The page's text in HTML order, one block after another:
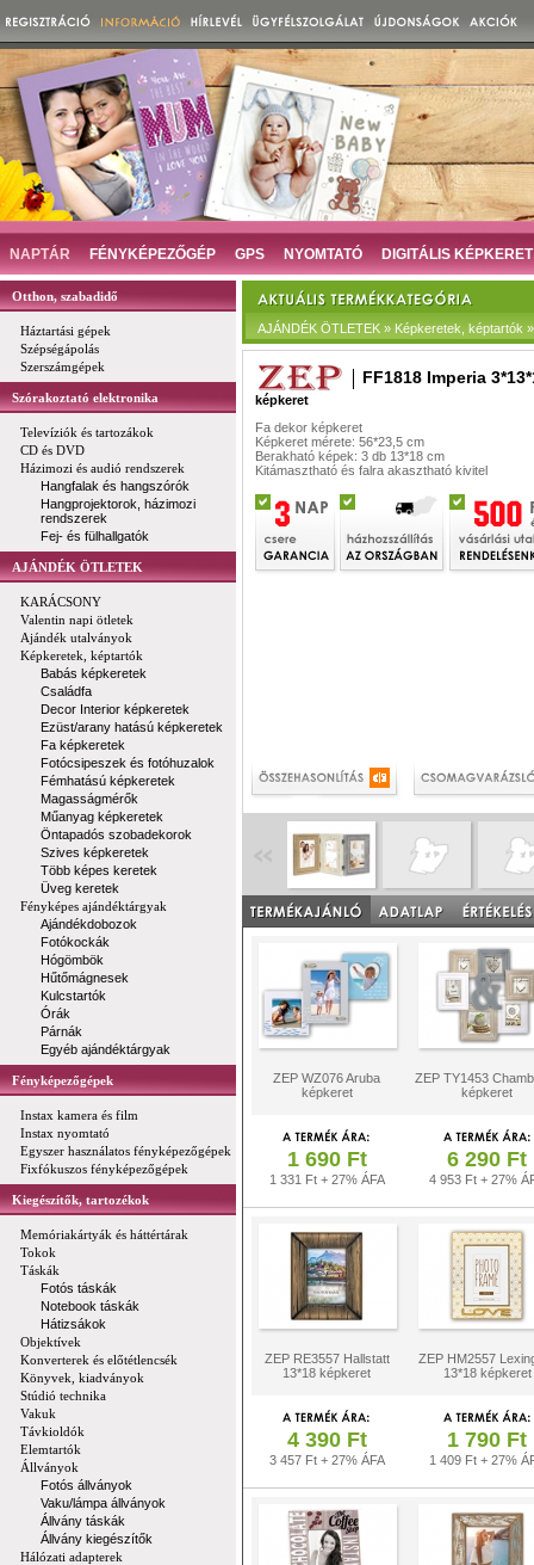
NAPTÁR FÉNYKÉPEZŐGÉP GPS NYOMTATÓ DIGITÁLIS KÉPKERET
Otthon, szabadidő
Háztartási gépek
Szépségápolás
Szerszámgépek
Szórakoztató elektronika
Televíziók és tartozákok
CD és DVD
Házimozi és audió rendszerek
Hangfalak és hangszórók
Hangprojektorok, házimozi
rendszerek
Fej- és fülhallgatók
AJÁNDÉK ÖTLETEK
KARÁCSONY
Valentin napi ötletek
Ajándék utalványok
Képkeretek, képtartók
Babás képkeretek
Családfa
Decor Interior képkeretek
Ezüst/arany hatású képkeretek
Fa képkeretek
Fotócsipeszek és fotóhuzalok
Fémhatású képkeretek
Magasságmérők
Műanyag képkeretek
Öntapadós szobadekorok
Szives képkeretek
Több képes keretek
Üveg keretek
Fényképes ajándéktárgyak
Ajándékdobozok
Fotókockák
Hógömbök
Hűtőmágnesek
Kulcstartók
Órák
Párnák
Egyéb ajándéktárgyak
Fényképezőgépek
Instax kamera és film
Instax nyomtató
Egyszer használatos fényképezőgépek
Fixfókuszos fényképezőgépek
Kiegészítők, tartozékok
Memóriakártyák és háttértárak
Tokok
Táskák
Fotós táskák
Notebook táskák
Hátizsákok
Objektívek
Konverterek és előtétlencsék
Könyvek, kiadványok
Stúdió technika
Vakuk
Távkioldók
Elemtartók
Állványok
Fotós állványok
Vaku/lámpa állványok
Állvány táskák
Állvány kiegészítők
Hálózati adapterek
AJÁNDÉK ÖTLETEK » Képkeretek, képtartók
FF1818 Imperia
képkeret
Fa dekor képkeret
Képkeret mérete: 56*23,5 cm
Berakható képek: 3 db 13*18 cm
Kitámasztható és falra akasztható kivitel
ZEP WZ076 Aruba
képkeret
ZEP TY1453
képkeret
1 690 Ft
1 331 Ft + 27% ÁFA
6 290 Ft
4 953 Ft + 27%
ZEP RE3557 Hallstatt
13*18 képkeret
ZEP HM2557
13*18 képkeret
4 390 Ft
3 457 Ft + 27% ÁFA
1 790 Ft
1 409 Ft + 27%